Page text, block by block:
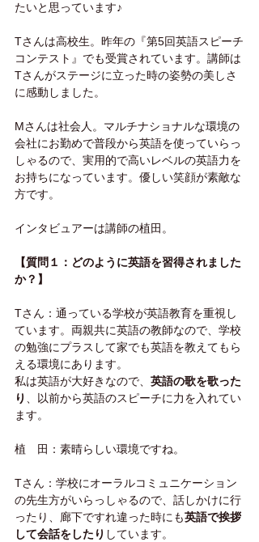
たいと思っています♪
Tさんは高校生。昨年の『第5回英語スピーチ
コンテスト』でも受賞されています。講師は
Tさんがステージに立った時の姿勢の美しさ
に感動しました。
Mさんは社会人。マルチナショナルな環境の
会社にお勤めで普段から英語を使っていらっ
しゃるので、実用的で高いレベルの英語力を
お持ちになっています。優しい笑顔が素敵な
方です。
インタビュアーは講師の植田。
【質問１：どのように英語を習得されました
か？】
Tさん：通っている学校が英語教育を重視し
ています。両親共に英語の教師なので、学校
の勉強にプラスして家でも英語を教えてもら
える環境にあります。
私は英語が大好きなので、 英語の歌を歌った
り
、以前から英語のスピーチに力を入れてい
ます。
植　田：素晴らしい環境ですね。
Tさん：学校にオーラルコミュニケーション
の先生方がいらっしゃるので、話しかけに行
ったり、廊下ですれ違った時にも英語で挨拶
して会話をしたり しています。